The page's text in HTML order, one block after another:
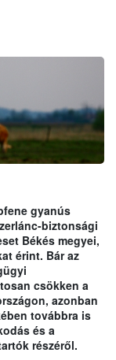
gyanús
biztonsági
Békés megyei,
érint. Bár az
csökken a
azonban
továbbra is
és a
részéről.